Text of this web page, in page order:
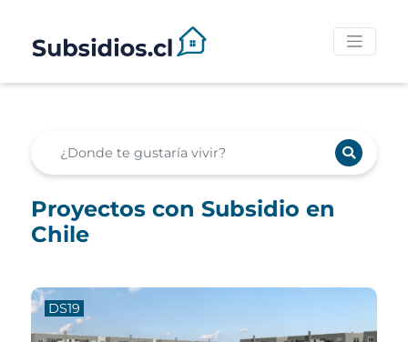
Proyectos con Subsidio en
Chile
DS19